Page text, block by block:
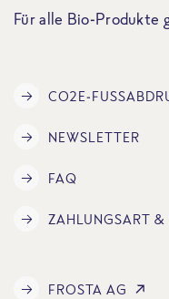
Für alle Bio-
CO2E-
NEWSLETTER
FAQ
ZAHLUNGSART &
FROSTA AG